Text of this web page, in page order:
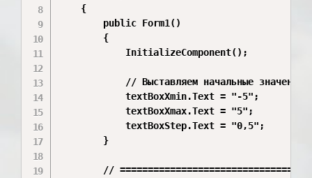
    {
        public Form1()
        {
            InitializeComponent();
// Выставляем начальные значения
            textBoxXmin.Text = "-5";
            textBoxXmax.Text = "5";
            textBoxStep.Text = "0,5";
        }
//